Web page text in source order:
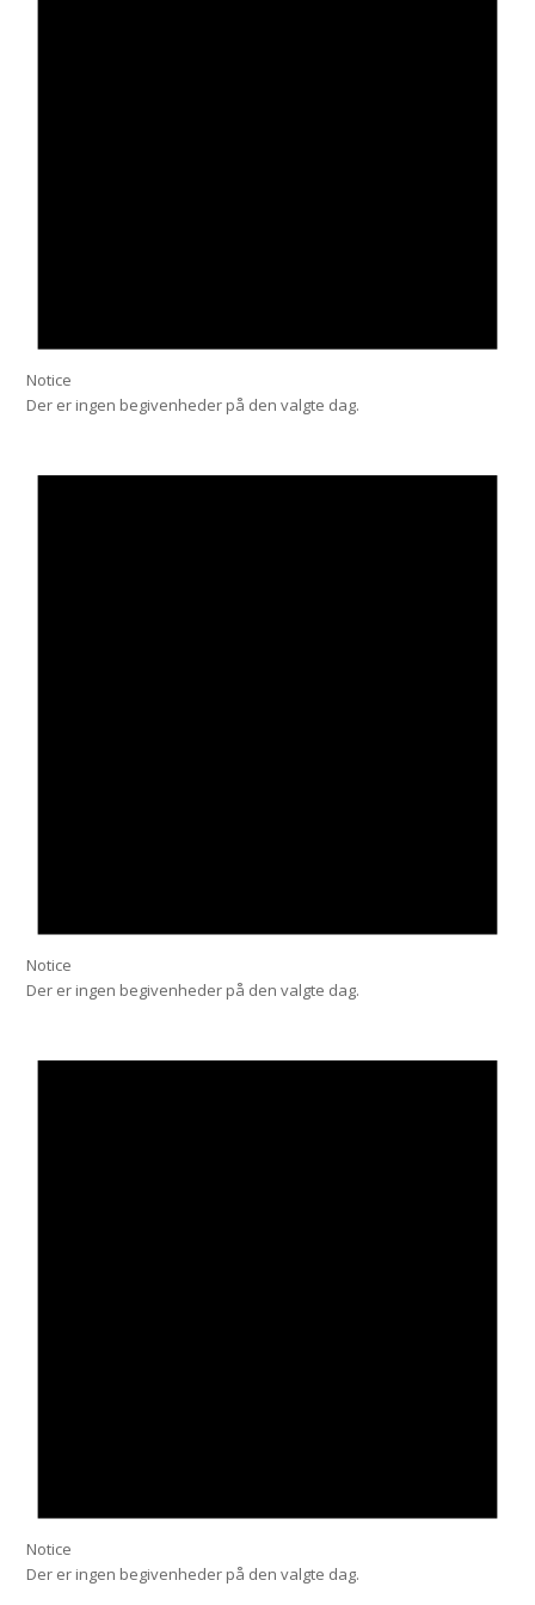
Notice
Der er ingen begivenheder på den valgte dag.
Notice
Der er ingen begivenheder på den valgte dag.
Notice
Der er ingen begivenheder på den valgte dag.